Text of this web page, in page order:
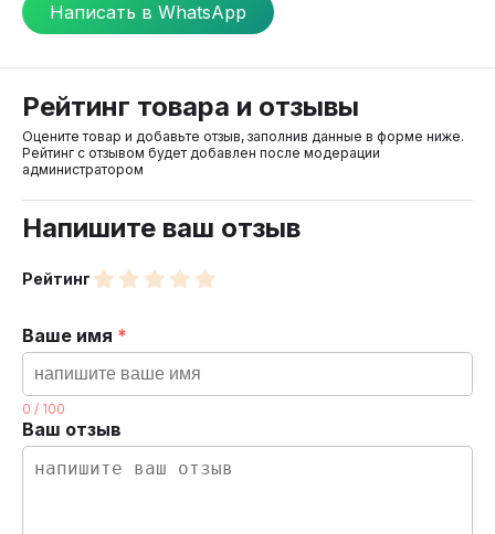
Написать в WhatsApp
Рейтинг товара и отзывы
Оцените товар и добавьте отзыв, заполнив данные в форме ниже.
Рейтинг с отзывом будет добавлен после модерации
администратором
Напишите ваш отзыв
Рейтинг
Ваше имя *
0 / 100
Ваш отзыв